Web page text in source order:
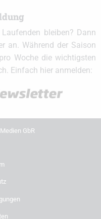
bleiben? Dann
an. Während der Saison
Woche die wichtigsten
Einfach hier anmelden:
GbR